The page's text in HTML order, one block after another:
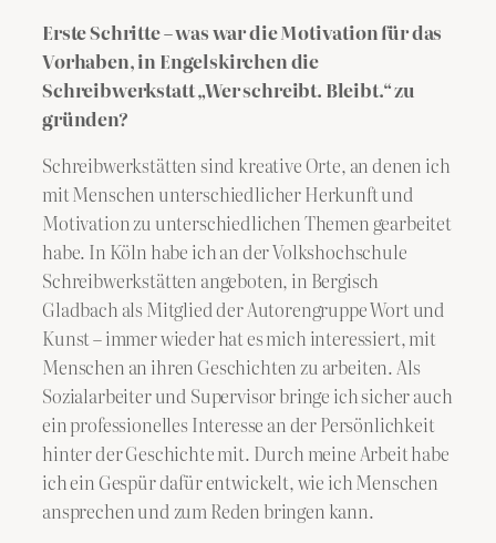
Erste Schritte – was war die Motivation für das
Vorhaben, in Engelskirchen die
Schreibwerkstatt „Wer schreibt. Bleibt.“ zu
gründen?
Schreibwerkstätten sind kreative Orte, an denen ich
mit Menschen unterschiedlicher Herkunft und
Motivation zu unterschiedlichen Themen gearbeitet
habe. In Köln habe ich an der Volkshochschule
Schreibwerkstätten angeboten, in Bergisch
Gladbach als Mitglied der Autorengruppe Wort und
Kunst – immer wieder hat es mich interessiert, mit
Menschen an ihren Geschichten zu arbeiten. Als
Sozialarbeiter und Supervisor bringe ich sicher auch
ein professionelles Interesse an der Persönlichkeit
hinter der Geschichte mit. Durch meine Arbeit habe
ich ein Gespür dafür entwickelt, wie ich Menschen
ansprechen und zum Reden bringen kann.